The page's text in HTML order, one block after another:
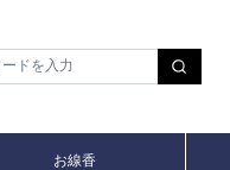
お線香